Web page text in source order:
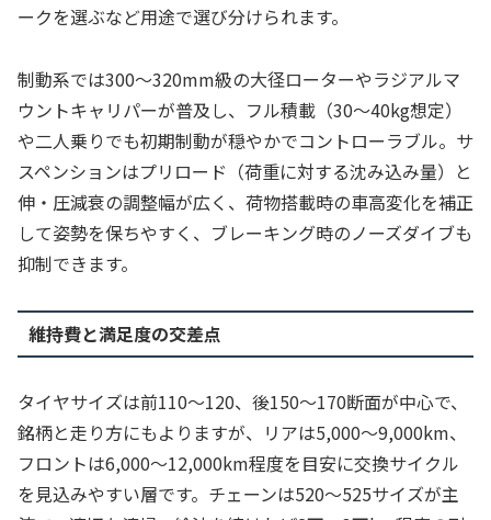
ークを選ぶなど用途で選び分けられます。
制動系では300〜320mm級の大径ローターやラジアルマ
ウントキャリパーが普及し、フル積載（30〜40kg想定）
や二人乗りでも初期制動が穏やかでコントローラブル。サ
スペンションはプリロード（荷重に対する沈み込み量）と
伸・圧減衰の調整幅が広く、荷物搭載時の車高変化を補正
して姿勢を保ちやすく、ブレーキング時のノーズダイブも
抑制できます。
維持費と満足度の交差点
タイヤサイズは前110〜120、後150〜170断面が中心で、
銘柄と走り方にもよりますが、リアは5,000〜9,000km、
フロントは6,000〜12,000km程度を目安に交換サイクル
を見込みやすい層です。チェーンは520〜525サイズが主